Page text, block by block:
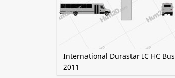
International Durastar IC HC Bus
2011